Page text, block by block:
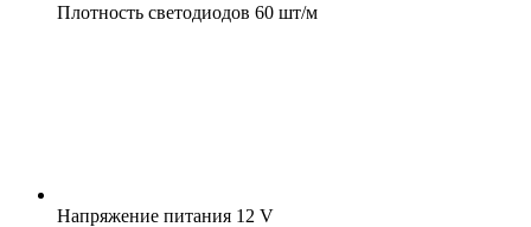
Плотность светодиодов 60 шт/м
Напряжение питания 12 V